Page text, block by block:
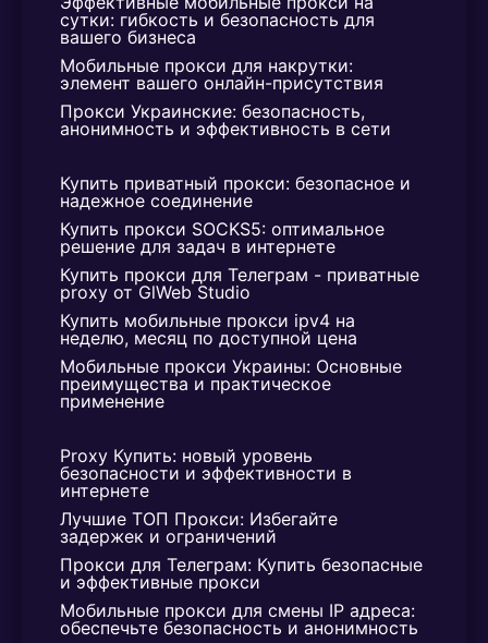
пользоваться нашим прокси два часа,
чтобы оценить его работу и принять
решение о покупке.
сутки: гибкость и безопасность для
вашего бизнеса
Мобильные прокси для накрутки:
элемент вашего онлайн-присутствия
Прокси Украинские: безопасность,
анонимность и эффективность в сети
Купить приватный прокси: безопасное и
надежное соединение
Купить прокси SOCKS5: оптимальное
решение для задач в интернете
Купить прокси для Телеграм - приватные
proxy от GlWeb Studio
Купить мобильные прокси ipv4 на
неделю, месяц по доступной цена
Мобильные прокси Украины: Основные
преимущества и практическое
применение
Proxy Купить: новый уровень
безопасности и эффективности в
интернете
Лучшие ТОП Прокси: Избегайте
задержек и ограничений
Прокси для Телеграм: Купить безопасные
и эффективные прокси
Мобильные прокси для смены IP адреса:
обеспечьте безопасность и анонимность